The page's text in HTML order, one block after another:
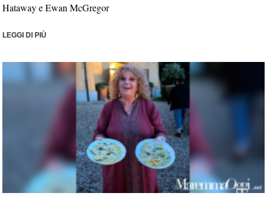
Hataway e Ewan McGregor
LEGGI DI PIÙ